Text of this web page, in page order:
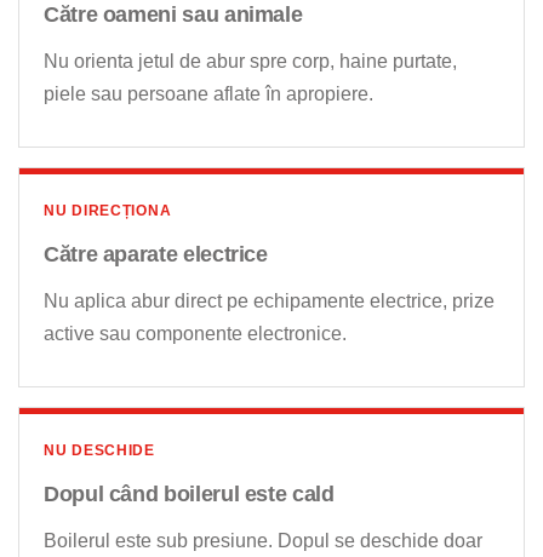
Către oameni sau animale
Nu orienta jetul de abur spre corp, haine purtate,
piele sau persoane aflate în apropiere.
NU DIRECȚIONA
Către aparate electrice
Nu aplica abur direct pe echipamente electrice, prize
active sau componente electronice.
NU DESCHIDE
Dopul când boilerul este cald
Boilerul este sub presiune. Dopul se deschide doar